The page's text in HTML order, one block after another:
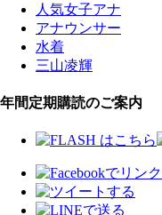
人気女子アナ
アナウンサー
水着
三山凌輝
年間定期購読のご案内